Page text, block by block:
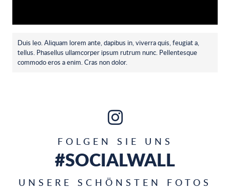
Duis leo. Aliquam lorem ante, dapibus in, viverra quis, feugiat a,
tellus. Phasellus ullamcorper ipsum rutrum nunc. Pellentesque
commodo eros a enim. Cras non dolor.
FOLGEN SIE UNS
#SOCIALWALL
UNSERE SCHÖNSTEN FOTOS